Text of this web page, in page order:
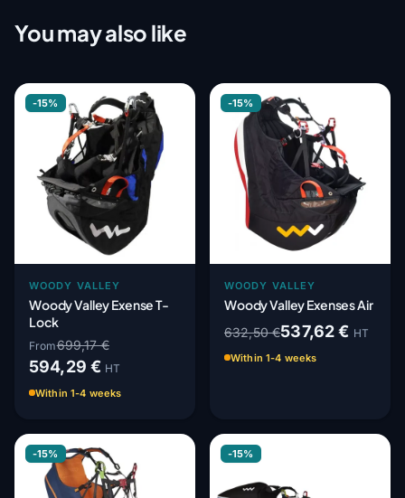
You may also like
-15%
WOODY VALLEY
Woody Valley Exense T-
Lock
From699,17 €
594,29 € HT
Within 1-4 weeks
-15%
WOODY VALLEY
Woody Valley Exenses Air
632,50 €537,62 € HT
Within 1-4 weeks
-15% -15%